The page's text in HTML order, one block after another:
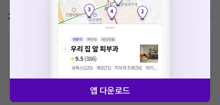
가격표 비급여/급여 진료란?
추가비용 등으로 실제 가격과 상이할 수 있으니, 정확
한 가격은 해당 의료기관에 직접 문의해주세요.
건강보험심사평가원
에 고지되어 있는 급여 진료 기준 가
격입니다. (진료와 연관된 복합적인 비용이 추가되어, 병원마다 금액이 다르게
VAT 포함앱 다운로드